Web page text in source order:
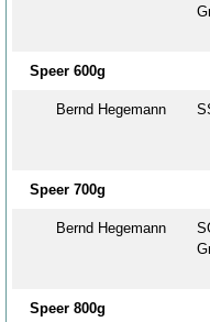
Speer 600g
Bernd Hegemann
Speer 700g
Bernd Hegemann
Speer 800g